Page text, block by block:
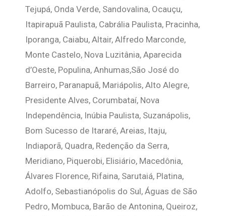
Tejupá, Onda Verde, Sandovalina, Ocauçu,
Itapirapuã Paulista, Cabrália Paulista, Pracinha,
Iporanga, Caiabu, Altair, Alfredo Marconde,
Monte Castelo, Nova Luzitânia, Aparecida
d’Oeste, Populina, Anhumas,São José do
Barreiro, Paranapuã, Mariápolis, Alto Alegre,
Presidente Alves, Corumbataí, Nova
Independência, Inúbia Paulista, Suzanápolis,
Bom Sucesso de Itararé, Areias, Itaju,
Indiaporã, Quadra, Redenção da Serra,
Meridiano, Piquerobi, Elisiário, Macedônia,
Álvares Florence, Rifaina, Sarutaiá, Platina,
Adolfo, Sebastianópolis do Sul, Águas de São
Pedro, Mombuca, Barão de Antonina, Queiroz,